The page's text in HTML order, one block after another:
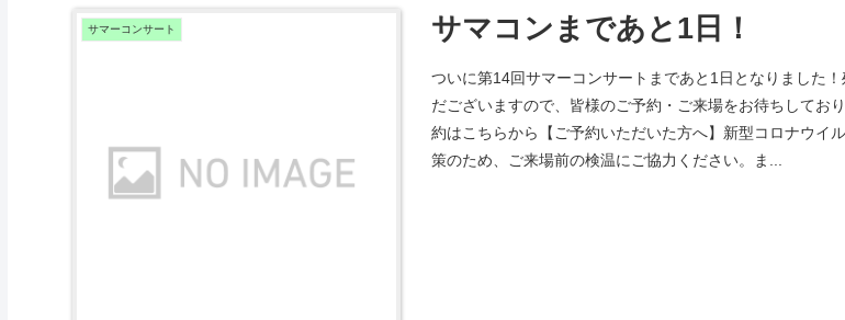
サマーコンサート サマコンまであと1日！
ついに第14回サマーコンサートまであと1日となりました！
だございますので、皆様のご予約・ご来場をお待ちしてお
約はこちらから【ご予約いただいた方へ】新型コロナウイ
策のため、ご来場前の検温にご協力ください。ま...